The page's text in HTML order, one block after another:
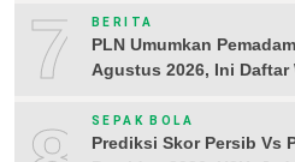
7 BERITA
PLN Umumkan
Agustus 2026, Ini
SEPAK BOLA
Prediksi Skor Persib Vs